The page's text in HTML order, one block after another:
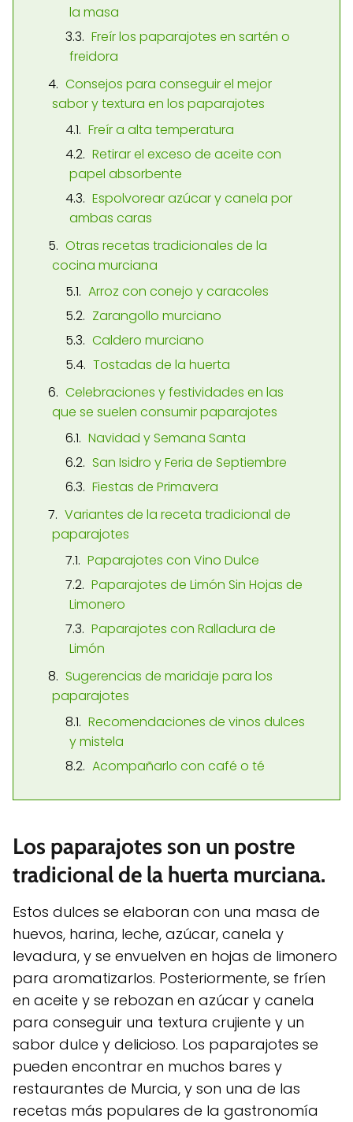
la masa
Freír los paparajotes en sartén o
freidora
Consejos para conseguir el mejor
sabor y textura en los paparajotes
Freír a alta temperatura
Retirar el exceso de aceite con
papel absorbente
Espolvorear azúcar y canela por
ambas caras
Otras recetas tradicionales de la
cocina murciana
Arroz con conejo y caracoles
Zarangollo murciano
Caldero murciano
Tostadas de la huerta
Celebraciones y festividades en las
que se suelen consumir paparajotes
Navidad y Semana Santa
San Isidro y Feria de Septiembre
Fiestas de Primavera
Variantes de la receta tradicional de
paparajotes
Paparajotes con Vino Dulce
Paparajotes de Limón Sin Hojas de
Limonero
Paparajotes con Ralladura de
Limón
Sugerencias de maridaje para los
paparajotes
Recomendaciones de vinos dulces
y mistela
Acompañarlo con café o té
Los paparajotes son un postre
tradicional de la huerta murciana.
Estos dulces se elaboran con una masa de
huevos, harina, leche, azúcar, canela y
levadura, y se envuelven en hojas de limonero
para aromatizarlos. Posteriormente, se fríen
en aceite y se rebozan en azúcar y canela
para conseguir una textura crujiente y un
sabor dulce y delicioso. Los paparajotes se
pueden encontrar en muchos bares y
restaurantes de Murcia, y son una de las
recetas más populares de la gastronomía